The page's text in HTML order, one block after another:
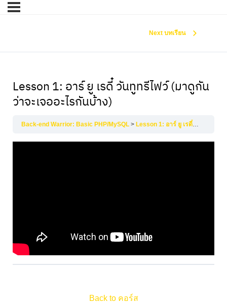
Next บทเรียน
Lesson 1: อาร์ ยู เรดี๋ วันทูทรีไฟว์ (มาดูกัน
ว่าจะเจออะไรกันบ้าง)
Back-end Warrior: Basic PHP/MySQL Lesson 1: อาร์ ยู เรดี๋ วันทูทรีไฟว์ (มาดูกันว่าจะเจออะไรกันบ้าง)
Back to คอร์ส